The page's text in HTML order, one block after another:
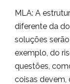
MLA: A
diferente da
soluções
exemplo, do
questões,
coisas devem,